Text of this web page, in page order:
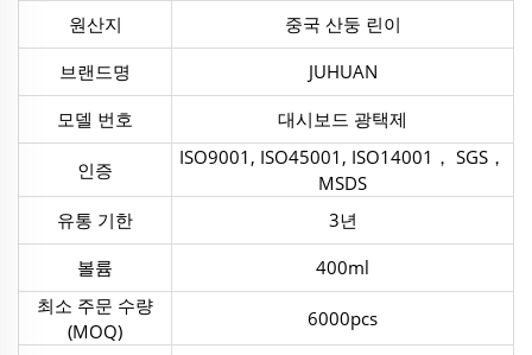
원산지
중국 산둥 린이
브랜드명
JUHUAN
모델 번호
대시보드 광택제
인증
ISO9001, ISO45001, ISO14001， SGS，
MSDS
유통 기한
3년
볼륨
400ml
최소 주문 수량
(MOQ)
6000pcs